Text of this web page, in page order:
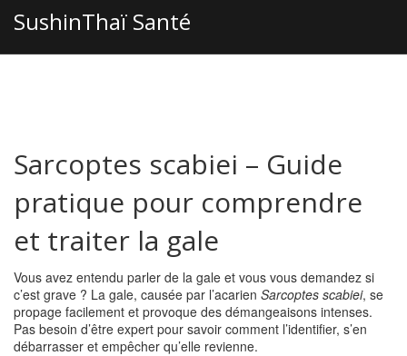
SushinThaï Santé
Sarcoptes scabiei – Guide
pratique pour comprendre
et traiter la gale
Vous avez entendu parler de la gale et vous vous demandez si
c’est grave ? La gale, causée par l’acarien Sarcoptes scabiei, se
propage facilement et provoque des démangeaisons intenses.
Pas besoin d’être expert pour savoir comment l’identifier, s’en
débarrasser et empêcher qu’elle revienne.